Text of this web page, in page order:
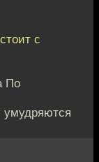
с
По
умудряются